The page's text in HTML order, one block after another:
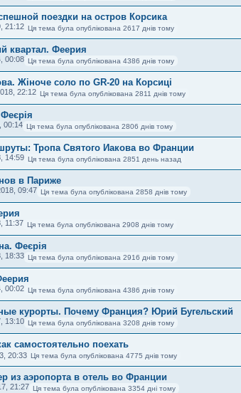
поездки на остров Корсика
21:12 Ця тема була опублікована 2617 днів тому
квартал. Феерия
00:08 Ця тема була опублікована 4386 днів тому
Жіноче соло по GR-20 на Корсиці
22:12 Ця тема була опублікована 2811 днів тому
00:14 Ця тема була опублікована 2806 днів тому
Тропа Святого Иакова во Франции
14:59 Ця тема була опублікована 2851 день назад
в Париже
09:47 Ця тема була опублікована 2858 днів тому
11:37 Ця тема була опублікована 2908 днів тому
Феєрія
18:33 Ця тема була опублікована 2916 днів тому
00:02 Ця тема була опублікована 4386 днів тому
курорты. Почему Франция? Юрий Бугельский
13:10 Ця тема була опублікована 3208 днів тому
самостоятельно поехать
20:33 Ця тема була опублікована 4775 днів тому
из аэропорта в отель во Франции
21:27 Ця тема була опублікована 3354 дні тому